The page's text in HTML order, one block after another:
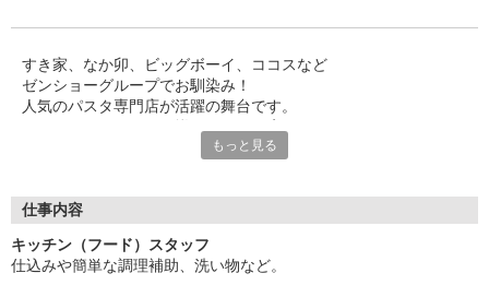
すき家、なか卯、ビッグボーイ、ココスなど
ゼンショーグループでお馴染み！
人気のパスタ専門店が活躍の舞台です。
お客様に美味しさを提供しませんか？
料理が好きな方にピッタリ◎
「やってみたい！」
そんな気持ちがあれば気軽にチャレンジしてみませんか？
もっと見る
仕事内容
キッチン（フード）スタッフ
仕込みや簡単な調理補助、洗い物など。